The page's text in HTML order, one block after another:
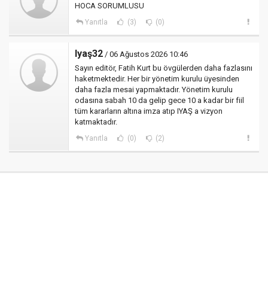
HOCA SORUMLUSU
Yanıtla (3) (0)
Iyaş32 / 06 Ağustos 2026 10:46
Sayın editör, Fatih Kurt bu övgülerden daha fazlasını
haketmektedir. Her bir yönetim kurulu üyesinden
daha fazla mesai yapmaktadır. Yönetim kurulu
odasına sabah 10 da gelip gece 10 a kadar bir fiil
tüm kararların altına imza atıp IYAŞ a vizyon
katmaktadır.
Yanıtla (0) (2)